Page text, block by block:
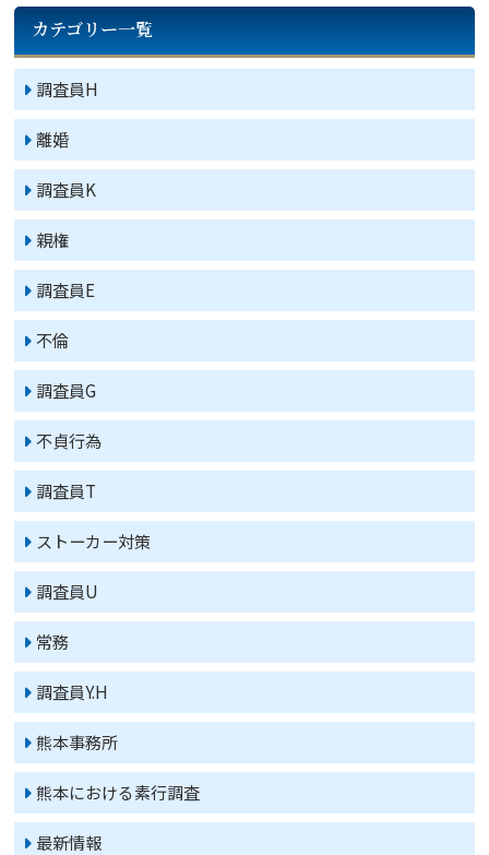
カテゴリー一覧
調査員H
離婚
調査員K
親権
調査員E
不倫
調査員G
不貞行為
調査員T
ストーカー対策
調査員U
常務
調査員Y.H
熊本事務所
熊本における素行調査
最新情報